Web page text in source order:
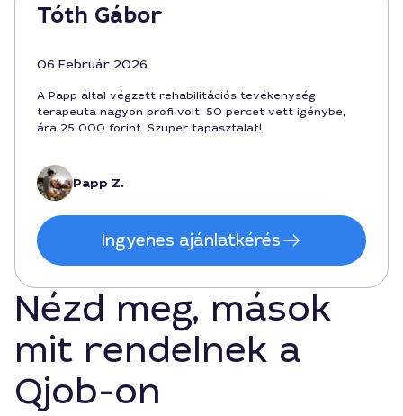
Tóth Gábor
06 Február 2026
A Papp által végzett rehabilitációs tevékenység
terapeuta nagyon profi volt, 50 percet vett igénybe,
ára 25 000 forint. Szuper tapasztalat!
Papp Z.
Ingyenes ajánlatkérés
Nézd meg, mások
mit rendelnek a
Qjob-on